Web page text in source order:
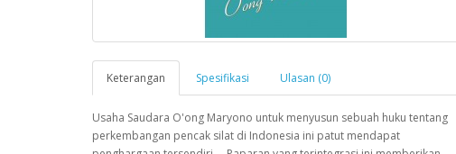
Keterangan Spesifikasi Ulasan (0)
Usaha Saudara O'ong Maryono untuk menyusun sebuah huku tentang
perkembangan pencak silat di Indonesia ini patut mendapat